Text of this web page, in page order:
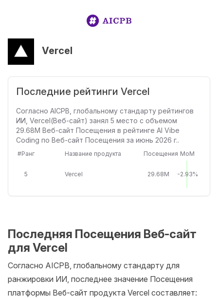
Vercel
Последние рейтинги Vercel
Согласно AICPB, глобальному стандарту рейтингов
ИИ, Vercel(Веб-сайт) занял 5 место с объемом
29.68M Веб-сайт Посещения в рейтинге AI Vibe
Coding по Веб-сайт Посещения за июнь 2026 г..
#Ранг Название продукта Посещения MoM
5 Vercel 29.68M -2.93%
Последняя Посещения Веб-сайт
для Vercel
Согласно AICPB, глобальному стандарту для
ранжировки ИИ, последнее значение Посещения
платформы Веб-сайт продукта Vercel составляет: